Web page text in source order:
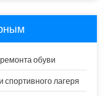
обуви
спортивного лагеря